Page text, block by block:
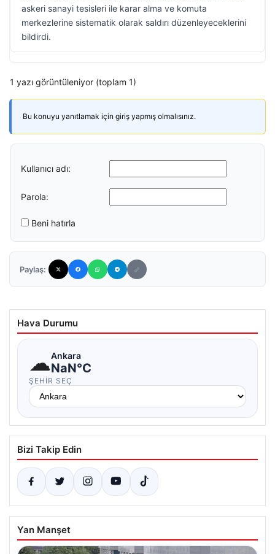
askeri sanayi tesisleri ile karar alma ve komuta
merkezlerine sistematik olarak saldırı düzenleyeceklerini
bildirdi.
1 yazı görüntüleniyor (toplam 1)
Bu konuyu yanıtlamak için giriş yapmış olmalısınız.
Kullanıcı adı:
Parola:
Beni hatırla
Paylaş:
Hava Durumu
☁Ankara
NaN°C
ŞEHIR SEÇ
Bizi Takip Edin
Yan Manşet